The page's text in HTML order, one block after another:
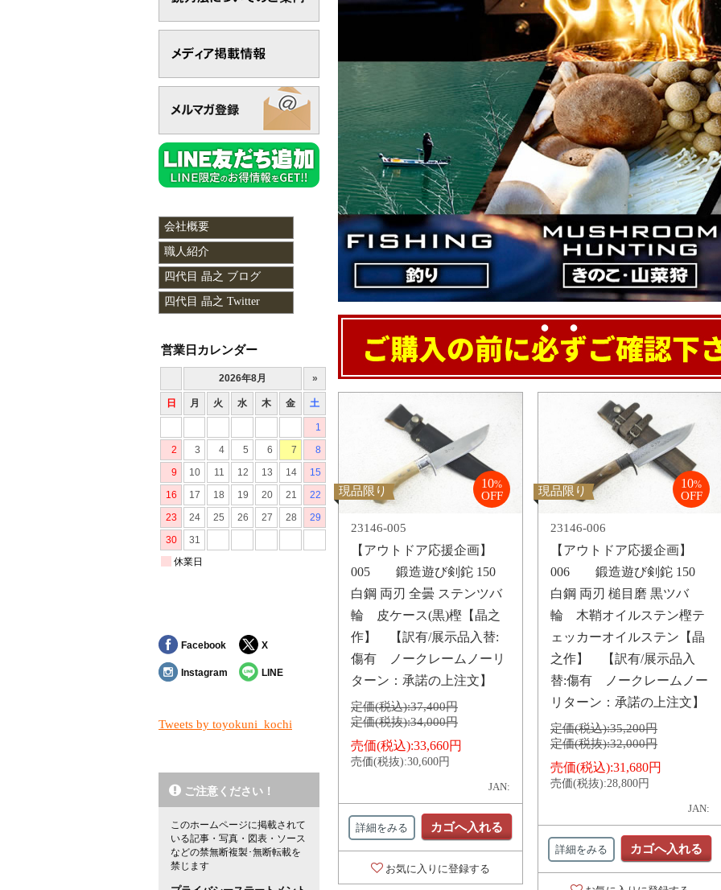
現品限り
10%
OFF
23146-005
【アウトドア応援企画】
005 鍛造遊び剣鉈 150
白鋼 両刃 全曇 ステンツバ
輪 皮ケース(黒)樫【晶之
作】 【訳有/展示品入替:
傷有 ノークレームノーリ
ターン：承諾の上注文】
定価(税込):37,400円
定価(税抜):34,000円
売価(税込):33,660円
売価(税抜):30,600円
JAN:
詳細をみる カゴへ入れる
お気に入りに登録する
現品限り
10%
OFF
23146-006
【アウトドア応援企画】
006 鍛造遊び剣鉈 150
白鋼 両刃 槌目磨 黒ツバ
輪 木鞘オイルステン樫テ
ェッカーオイルステン【晶
之作】 【訳有/展示品入
替:傷有 ノークレームノー
リターン：承諾の上注文】
定価(税込):35,200円
定価(税抜):32,000円
売価(税込):31,680円
売価(税抜):28,800円
JAN:
詳細をみる カゴへ入れる
会社概要
職人紹介
四代目 晶之 ブログ
四代目 晶之 Twitter
営業日カレンダー
Facebook X
Instagram LINE
Tweets by toyokuni_kochi
ご注意ください！
このホームページに掲載されて
いる記事・写真・図表・ソース
などの禁無断複製･無断転載を
禁じます